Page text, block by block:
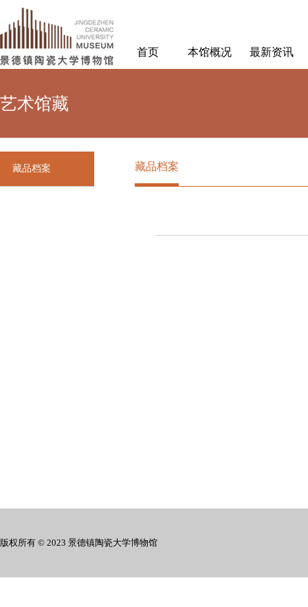
首页 本馆概况 最新资讯
艺术馆藏
藏品档案 藏品档案
版权所有 © 2023 景德镇陶瓷大学博物馆